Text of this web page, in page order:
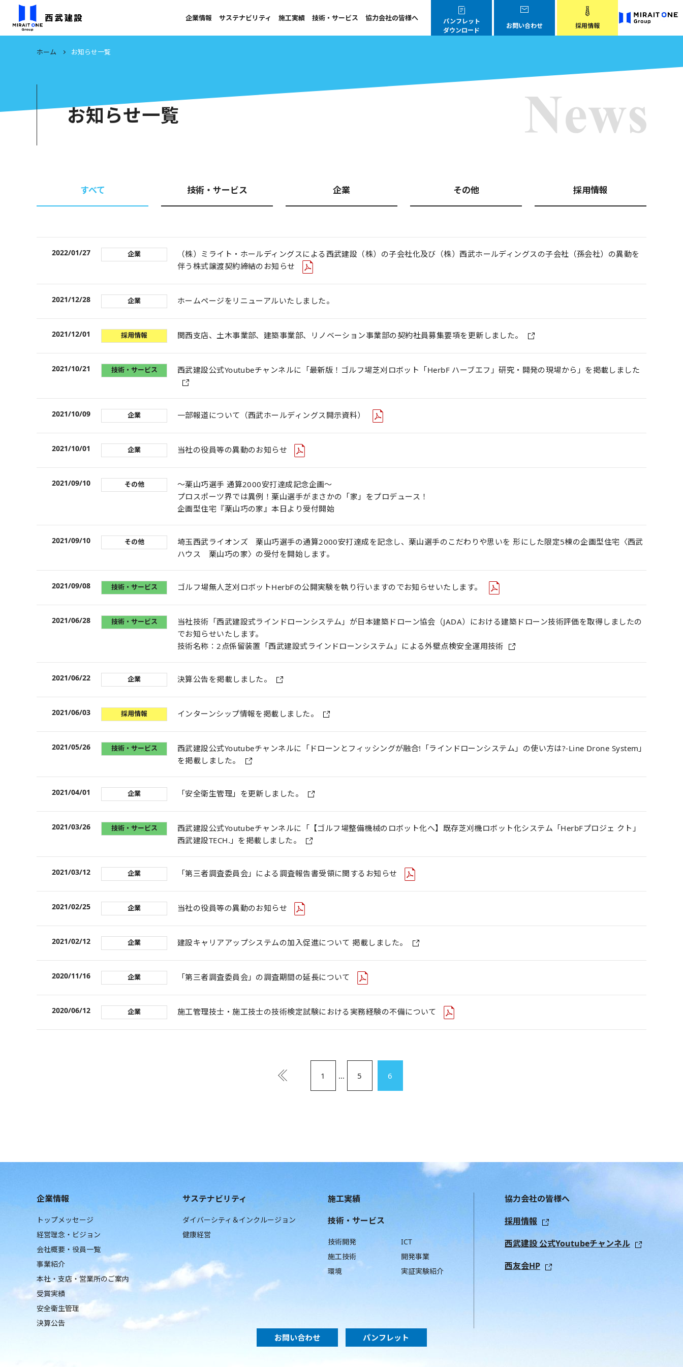
企業情報 サステナビリティ 施工実績 技術・サービス 協力会社の皆様へ
パンフレット
ダウンロード
お問い合わせ 採用情報
ホーム お知らせ一覧
お知らせ一覧
すべて 技術・サービス 企業 その他 採用情報
2022/01/27 企業
（株）ミライト・ホールディングスによる西武建設（株）の子会社化及び（株）西武ホールディングスの子会社（孫会社）の異動を
伴う株式譲渡契約締結のお知らせ
2021/12/28 企業 ホームページをリニューアルいたしました。
2021/12/01 採用情報 関西支店、土木事業部、建築事業部、リノベーション事業部の契約社員募集要項を更新しました。
2021/10/21 技術・サービス 西武建設公式Youtubeチャンネルに「最新版！ゴルフ場芝刈ロボット「HerbF ハーブエフ」研究・開発の現場から」を掲載しました
2021/10/09 企業 一部報道について（西武ホールディングス開示資料）
2021/10/01 企業 当社の役員等の異動のお知らせ
2021/09/10 その他
～栗山巧選手 通算2000安打達成記念企画～
プロスポーツ界では異例！栗山選手がまさかの「家」をプロデュース！
企画型住宅『栗山巧の家』本日より受付開始
2021/09/10 その他
埼玉西武ライオンズ 栗山巧選手の通算2000安打達成を記念し、栗山選手のこだわりや思いを 形にした限定5棟の企画型住宅〈西武
ハウス 栗山巧の家〉の受付を開始します。
2021/09/08 技術・サービス ゴルフ場無人芝刈ロボットHerbFの公開実験を執り行いますのでお知らせいたします。
2021/06/28 技術・サービス
当社技術「西武建設式ラインドローンシステム」が日本建築ドローン協会（JADA）における建築ドローン技術評価を取得しましたの
でお知らせいたします。
技術名称：2点係留装置「西武建設式ラインドローンシステム」による外壁点検安全運用技術
2021/06/22 企業 決算公告を掲載しました。
2021/06/03 採用情報 インターンシップ情報を掲載しました。
2021/05/26 技術・サービス
西武建設公式Youtubeチャンネルに「ドローンとフィッシングが融合!「ラインドローンシステム」の使い方は?-Line Drone System」
を掲載しました。
2021/04/01 企業 「安全衛生管理」を更新しました。
2021/03/26 技術・サービス
西武建設公式Youtubeチャンネルに「【ゴルフ場整備機械のロボット化へ】既存芝刈機ロボット化システム「HerbFプロジェ クト」
西武建設TECH.」を掲載しました。
2021/03/12 企業 「第三者調査委員会」による調査報告書受領に関するお知らせ
2021/02/25 企業 当社の役員等の異動のお知らせ
2021/02/12 企業 建設キャリアアップシステムの加入促進について 掲載しました。
2020/11/16 企業 「第三者調査委員会」の調査期間の延長について
2020/06/12 企業 施工管理技士・施工技士の技術検定試験における実務経験の不備について
1 ... 5 6
企業情報
トップメッセージ
経営理念・ビジョン
会社概要・役員一覧
事業紹介
本社・支店・営業所のご案内
受賞実績
安全衛生管理
決算公告
サステナビリティ
ダイバーシティ＆インクルージョン
健康経営
施工実績
技術・サービス
技術開発
施工技術
環境
ICT
開発事業
実証実験紹介
協力会社の皆様へ
採用情報
西武建設 公式Youtubeチャンネル
西友会HP
お問い合わせ パンフレット